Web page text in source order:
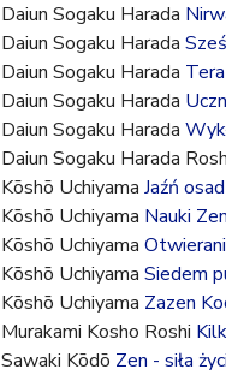
Daiun Sogaku Harada
Daiun Sogaku Harada
Daiun Sogaku Harada
Daiun Sogaku Harada
Daiun Sogaku Harada
Daiun Sogaku Harada
Kōshō Uchiyama Jaźń
Kōshō Uchiyama Nauki
Kōshō Uchiyama
Kōshō Uchiyama Siedem
Kōshō Uchiyama Zazen
Murakami Kosho Roshi
Sawaki Kōdō Zen - siła